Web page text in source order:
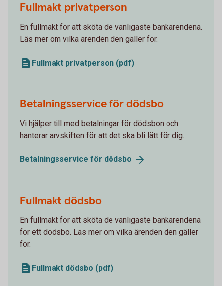
Fullmakt privatperson
En fullmakt för att sköta de vanligaste bankärendena.
Läs mer om vilka ärenden den gäller för.
Fullmakt privatperson (pdf)
Betalningsservice för dödsbo
Vi hjälper till med betalningar för dödsbon och
hanterar arvskiften för att det ska bli lätt för dig.
Betalningsservice för dödsbo
Fullmakt dödsbo
En fullmakt för att sköta de vanligaste bankärendena
för ett dödsbo. Läs mer om vilka ärenden den gäller
för.
Fullmakt dödsbo (pdf)